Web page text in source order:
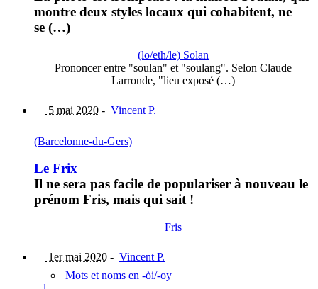
montre deux styles locaux qui cohabitent, ne
se (…)
(lo/eth/le) Solan
Prononcer entre "soulan" et "soulang". Selon Claude
Larronde, "lieu exposé (…)
5 mai 2020 - Vincent P.
(Barcelonne-du-Gers)
Le Frix
Il ne sera pas facile de populariser à nouveau le
prénom Fris, mais qui sait !
Fris
1er mai 2020 - Vincent P.
Mots et noms en -òi/-oy